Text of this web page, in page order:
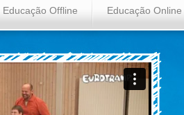
Educação Offline Educação Online